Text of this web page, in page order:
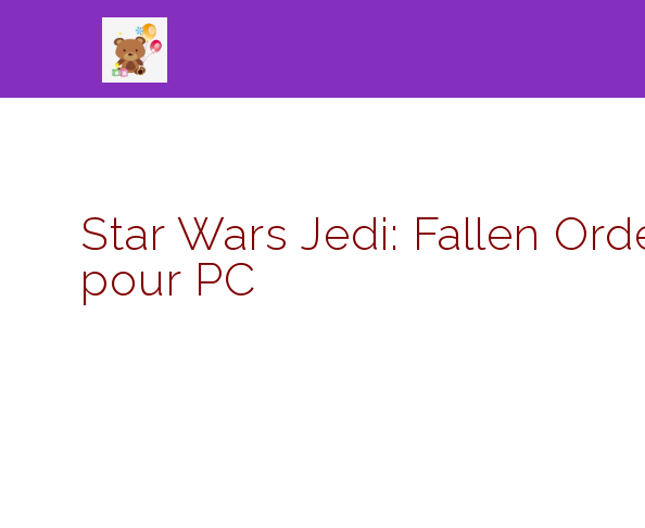
Star Wars Jedi: Fallen
pour PC